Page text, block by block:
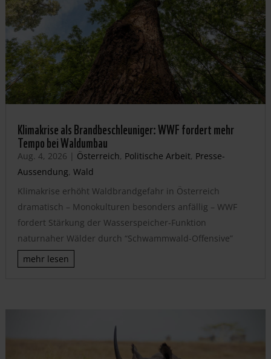
Klimakrise als Brandbeschleuniger: WWF fordert mehr
Tempo bei Waldumbau
Aug. 4, 2026 | Österreich, Politische Arbeit, Presse-
Aussendung, Wald
Klimakrise erhöht Waldbrandgefahr in Österreich
dramatisch – Monokulturen besonders anfällig – WWF
fordert Stärkung der Wasserspeicher-Funktion
naturnaher Wälder durch “Schwammwald-Offensive”
mehr lesen